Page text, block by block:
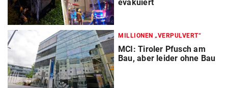
evakuiert
MILLIONEN „VERPULVERT“
MCI: Tiroler Pfusch am
Bau, aber leider ohne Bau